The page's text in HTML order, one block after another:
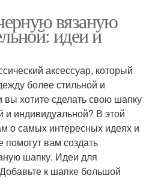
вязаную
идеи и
аксессуар, который
более стильной и
вы хотите сделать свою шапку
и индивидуальной? В этой
о самых интересных идеях и
вам создать
шапку. Идеи для
к шапке большой